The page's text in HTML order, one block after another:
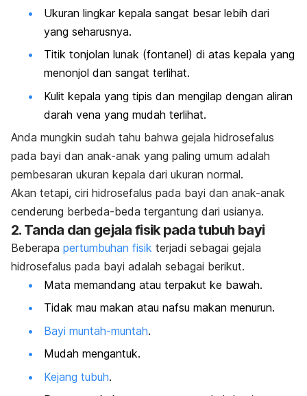
Ukuran lingkar kepala sangat besar lebih dari
yang seharusnya.
Titik tonjolan lunak (fontanel) di atas kepala yang
menonjol dan sangat terlihat.
Kulit kepala yang tipis dan mengilap dengan aliran
darah vena yang mudah terlihat.
Anda mungkin sudah tahu bahwa gejala hidrosefalus
pada bayi dan anak-anak yang paling umum adalah
pembesaran ukuran kepala dari ukuran normal.
Akan tetapi, ciri hidrosefalus pada bayi dan anak-anak
cenderung berbeda-beda tergantung dari usianya.
2. Tanda dan gejala fisik pada tubuh bayi
Beberapa pertumbuhan fisik terjadi sebagai gejala
hidrosefalus pada bayi adalah sebagai berikut.
Mata memandang atau terpakut ke bawah.
Tidak mau makan atau nafsu makan menurun.
Bayi muntah-muntah.
Mudah mengantuk.
Kejang tubuh.